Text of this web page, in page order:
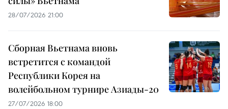
28/07/2026 21:00
Сборная Вьетнама вновь
встретится с командой
Республики Корея на
волейбольном турнире Азиады-20
27/07/2026 18:00